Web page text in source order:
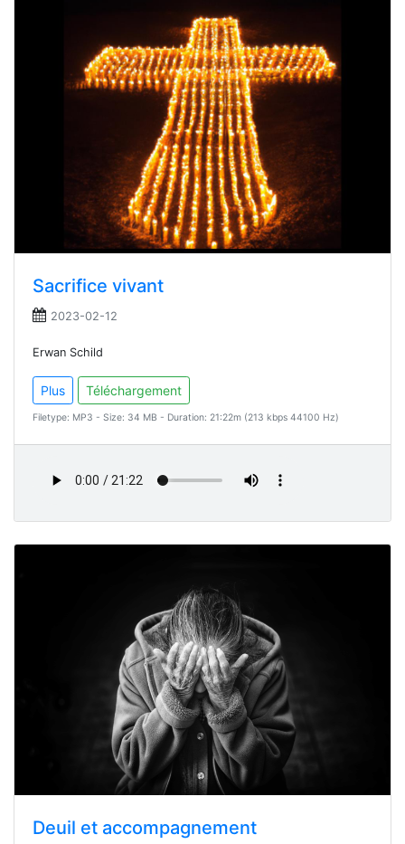
Sacrifice vivant
2023-02-12
Erwan Schild
Plus Téléchargement
Filetype: MP3 - Size: 34 MB - Duration: 21:22m (213 kbps 44100 Hz)
Deuil et accompagnement